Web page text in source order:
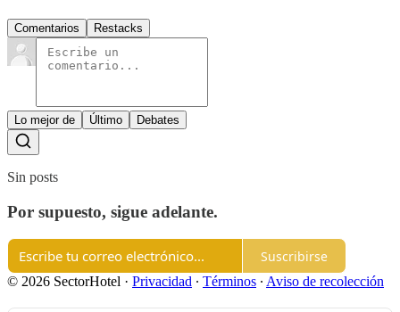
Comentarios Restacks
Lo mejor de Último Debates
Sin posts
Por supuesto, sigue adelante.
Suscribirse
© 2026 SectorHotel · Privacidad ∙ Términos ∙ Aviso de recolección